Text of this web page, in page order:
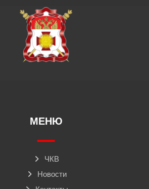
МЕНЮ
ЧКВ
Новости